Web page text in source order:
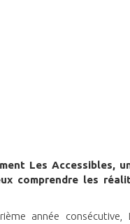
Les Accessibles,
comprendre les
année consécutive,